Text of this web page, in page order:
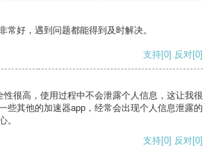
常好，遇到问题都能得到及时解决。
支持[0] 反对[0]
性很高，使用过程中不会泄露个人信息，这让我很
些其他的加速器app，经常会出现个人信息泄露的
。
支持[0] 反对[0]